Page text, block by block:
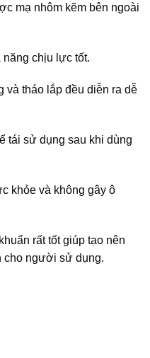
mạ nhôm kẽm bên ngoài
chịu lực tốt.
và tháo lắp đều diễn ra dễ
tái sử dụng sau khi dùng
khỏe và không gây ô
rất tốt giúp tạo nên
cho người sử dụng.